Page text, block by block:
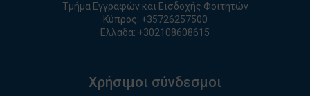
Τμήμα Εγγραφών και Εισδοχής Φοιτητών
Κύπρος: +35726257500
Ελλάδα: +30210860861 5
Χρήσιμοι σύνδεσμοι